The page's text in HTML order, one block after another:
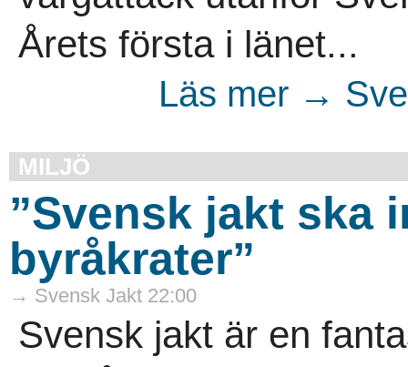
Årets första i länet...
Läs mer →
MILJÖ
”Svensk jakt ska
byråkrater”
→ Svensk Jakt 22:00
Svensk jakt är en